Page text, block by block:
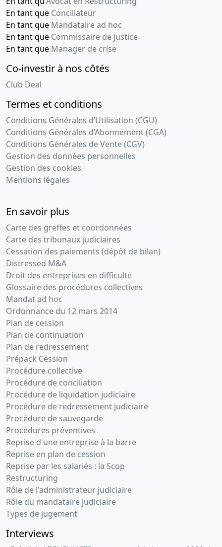
En tant que Conciliateur
En tant que Mandataire ad hoc
En tant que Commissaire de justice
En tant que Manager de crise
Co-investir à nos côtés
Club Deal
Termes et conditions
Conditions Générales d’Utilisation (CGU)
Conditions Générales d’Abonnement (CGA)
Conditions Générales de Vente (CGV)
Gestion des données personnelles
Gestion des cookies
Mentions légales
En savoir plus
Carte des greffes et coordonnées
Carte des tribunaux judiciaires
Cessation des paiements (dépôt de bilan)
Distressed M&A
Droit des entreprises en difficulté
Glossaire des procédures collectives
Mandat ad hoc
Ordonnance du 12 mars 2014
Plan de cession
Plan de continuation
Plan de redressement
Prépack Cession
Procédure collective
Procédure de conciliation
Procédure de liquidation judiciaire
Procédure de redressement judiciaire
Procédure de sauvegarde
Procédures préventives
Reprise d'une entreprise à la barre
Reprise en plan de cession
Reprise par les salariés : la Scop
Restructuring
Rôle de l'administrateur judiciaire
Rôle du mandataire judiciaire
Types de jugement
Interviews